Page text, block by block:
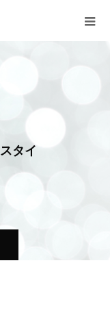
タイル に